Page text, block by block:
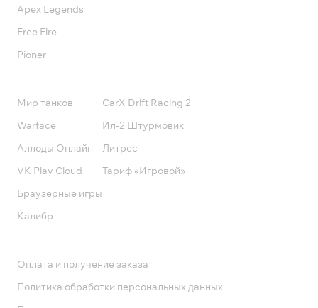
Apex Legends
Free Fire
Pioner
Мир танков
Warface
Аллоды Онлайн
VK Play Cloud
Браузерные игры
Калибр
CarX Drift Racing 2
Ил-2 Штурмовик
Литрес
Тариф «Игровой»
Оплата и получение заказа
Политика обработки персональных данных